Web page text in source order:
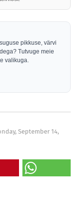
pikkuse, värvi
Tutvuge meie
valikuga.
September 14,